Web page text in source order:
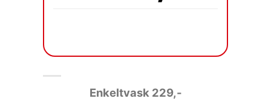
Enkeltvask 229,-